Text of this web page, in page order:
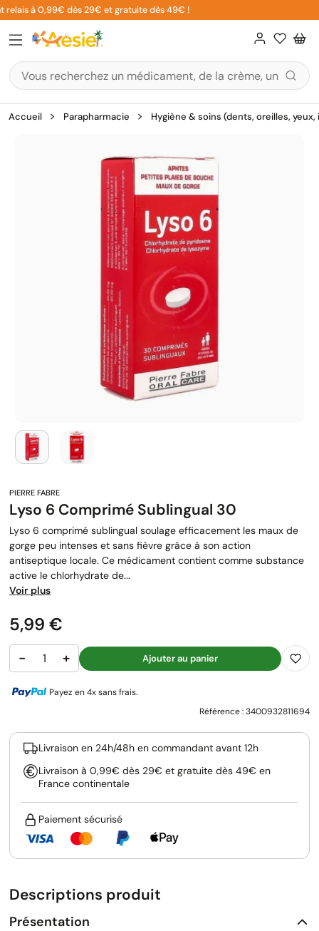
Aller
au
contenu
à 0,99€ dès 29€ et gratuite dès 49€ !
Accueil Parapharmacie Hygiène & soins (dents, oreilles,
Lyso 6 Comprimé Sublingual 30
Lyso 6 comprimé sublingual soulage efficacement les maux de
gorge peu intenses et sans fièvre grâce à son action
antiseptique locale. Ce médicament contient comme substance
active le chlorhydrate de...
Voir plus
Prix
5,99 €
− + Ajouter au panier
Payez en 4x sans frais.
Référence :3400932811694
Livraison en 24h/48h en commandant avant 12h
Livraison à 0,99€ dès 29€ et gratuite dès 49€ en
France continentale
Paiement sécurisé
Descriptions produit
Présentation